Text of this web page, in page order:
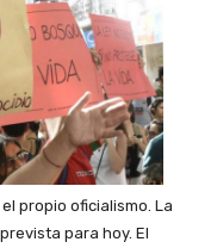
propio oficialismo. La
para hoy. El